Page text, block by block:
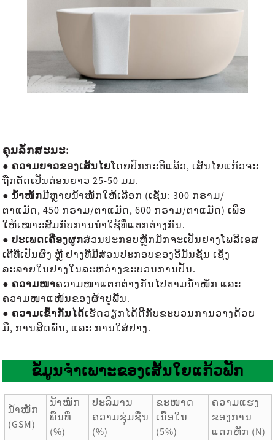
ຄຸນລັກສະນະ:
● ຄວາມຍາວຂອງເສັ້ນໄຍໂດຍປົກກະຕິແລ້ວ, ເສັ້ນໄຍແກ້ວຈະ
ຖືກຕັດເປັນຕ່ອນຍາວ 25-50 ມມ.
● ນ້ຳໜັກມີຫຼາຍນ້ຳໜັກໃຫ້ເລືອກ (ເຊັ່ນ: 300 ກຣາມ/
ຕາແມັດ, 450 ກຣາມ/ຕາແມັດ, 600 ກຣາມ/ຕາແມັດ) ເພື່ອ
ໃຫ້ເໝາະສົມກັບການນຳໃຊ້ທີ່ແຕກຕ່າງກັນ.
● ປະເພດເຄື່ອງຜູກສ່ວນປະກອບຫຼັກມັກຈະເປັນຢາງໂພລີເອສ
ເຕີທີ່ເປັນຜົງ ຫຼື ຢາງທີ່ມີສ່ວນປະກອບຂອງອີມັນຊັນ ເຊິ່ງ
ລະລາຍໃນຢາງໃນລະຫວ່າງຂະບວນການປັ້ນ.
● ຄວາມໜາຄວາມໜາແຕກຕ່າງກັນໄປຕາມນ້ຳໜັກ ແລະ
ຄວາມໜາແໜ້ນຂອງຜ້າປູພື້ນ.
● ຄວາມເຂົ້າກັນໄດ້ເຮັດວຽກໄດ້ດີກັບຂະບວນການວາງດ້ວຍ
ມື, ການສີດພົ່ນ, ແລະ ການໃສ່ຢາງ.
ຂໍ້ມູນຈໍາເພາະຂອງເສັ້ນໃຍແກ້ວຟັກ
ນ້ຳໜັກ
(GSM)
ນ້ຳໜັກ
ພື້ນທີ່
(%)
ປະລິມານ
ຄວາມຊຸ່ມຊື່ນ
(%)
ຂະໜາດ
ເນື້ອໃນ
(5%)
ຄວາມແຮງ
ຂອງການ
ແຕກຫັກ (N)